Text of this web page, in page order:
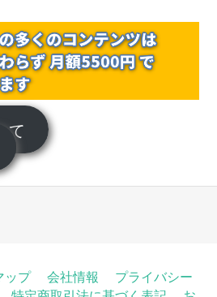
て
ップ 会社情報
プライバシー